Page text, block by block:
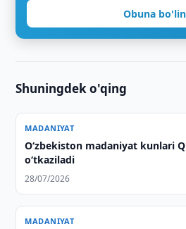
Obuna
Shuningdek o'qing
MADANIYAT
O‘zbekiston madaniyat kunlari
o‘tkaziladi
28/07/2026
MADANIYAT